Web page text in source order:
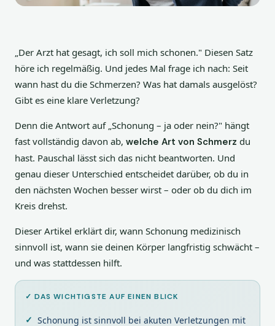
„Der Arzt hat gesagt, ich soll mich schonen." Diesen Satz
höre ich regelmäßig. Und jedes Mal frage ich nach: Seit
wann hast du die Schmerzen? Was hat damals ausgelöst?
Gibt es eine klare Verletzung?
Denn die Antwort auf „Schonung – ja oder nein?" hängt
fast vollständig davon ab, welche Art von Schmerz du
hast. Pauschal lässt sich das nicht beantworten. Und
genau dieser Unterschied entscheidet darüber, ob du in
den nächsten Wochen besser wirst – oder ob du dich im
Kreis drehst.
Dieser Artikel erklärt dir, wann Schonung medizinisch
sinnvoll ist, wann sie deinen Körper langfristig schwächt –
und was stattdessen hilft.
✓ DAS WICHTIGSTE AUF EINEN BLICK
Schonung ist sinnvoll bei akuten Verletzungen mit